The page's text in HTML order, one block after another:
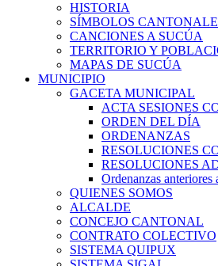
HISTORIA
SÍMBOLOS
CANCIONES A SUCÚA
TERRITORIO Y
MAPAS DE SUCÚA
MUNICIPIO
GACETA MUNICIPAL
ACTA SESIONES
ORDEN DEL DÍA
ORDENANZAS
RESOLUCIONES
RESOLUCIONES
Ordenanzas anteriores
QUIENES SOMOS
ALCALDE
CONCEJO CANTONAL
CONTRATO COLECTIVO
SISTEMA QUIPUX